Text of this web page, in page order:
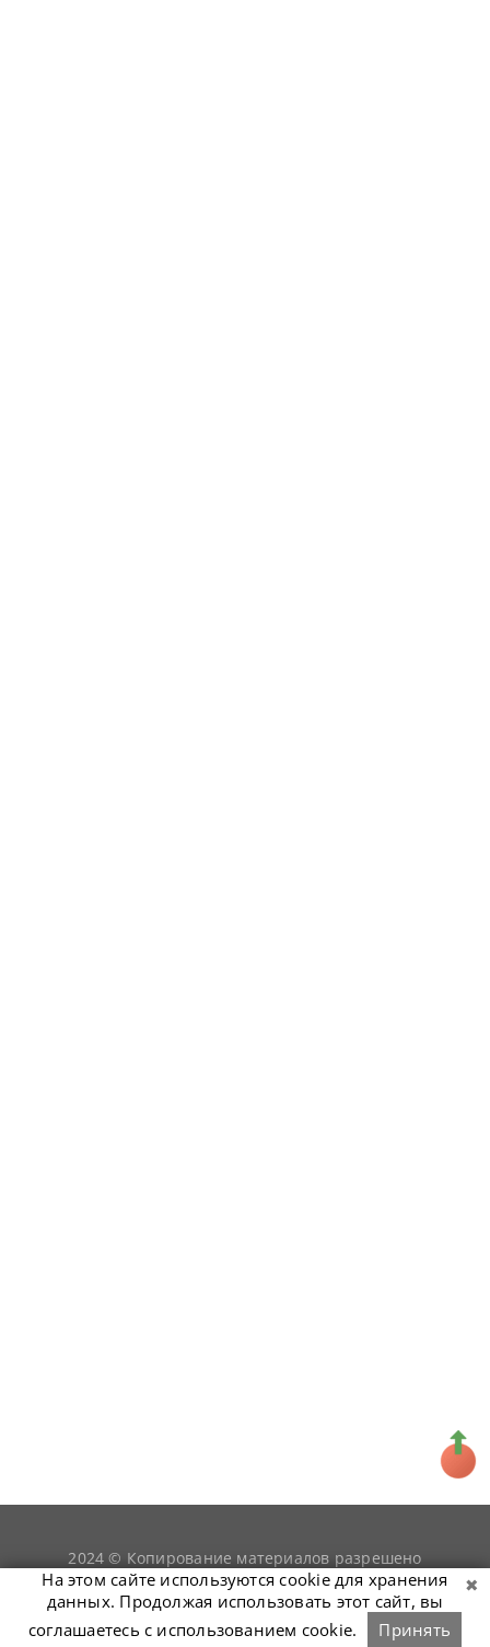
2024 © Копирование материалов разрешено
только при условии гиперссылки наsnookerist.ru
На этом сайте используются cookie для хранения
данных. Продолжая использовать этот сайт, вы
соглашаетесь с использованием cookie.
Принять